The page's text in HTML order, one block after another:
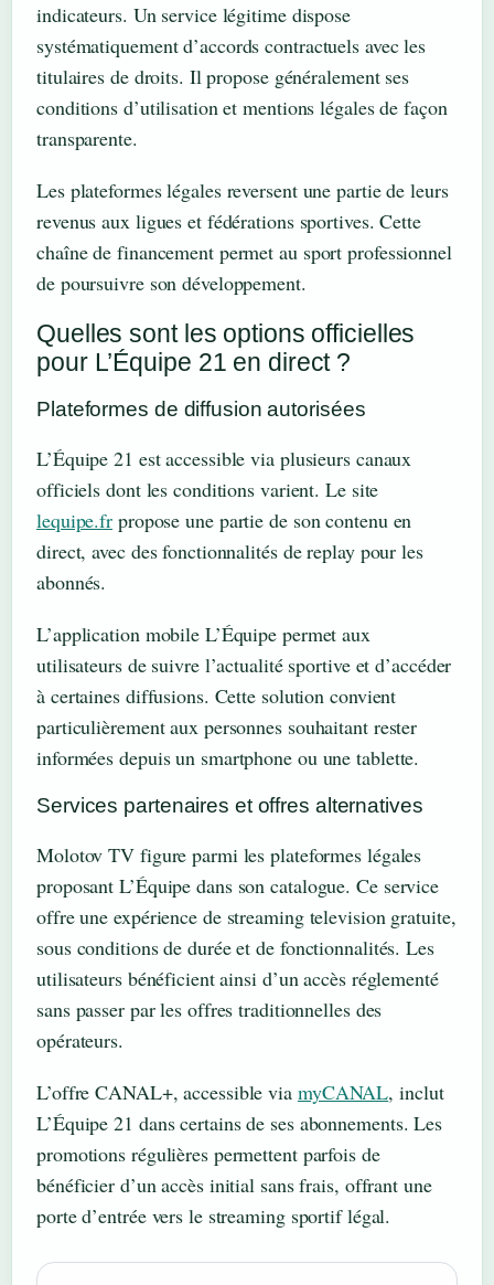
indicateurs. Un service légitime dispose
systématiquement d’accords contractuels avec les
titulaires de droits. Il propose généralement ses
conditions d’utilisation et mentions légales de façon
transparente.
Les plateformes légales reversent une partie de leurs
revenus aux ligues et fédérations sportives. Cette
chaîne de financement permet au sport professionnel
de poursuivre son développement.
Quelles sont les options officielles
pour L’Équipe 21 en direct ?
Plateformes de diffusion autorisées
L’Équipe 21 est accessible via plusieurs canaux
officiels dont les conditions varient. Le site
lequipe.fr propose une partie de son contenu en
direct, avec des fonctionnalités de replay pour les
abonnés.
L’application mobile L’Équipe permet aux
utilisateurs de suivre l’actualité sportive et d’accéder
à certaines diffusions. Cette solution convient
particulièrement aux personnes souhaitant rester
informées depuis un smartphone ou une tablette.
Services partenaires et offres alternatives
Molotov TV figure parmi les plateformes légales
proposant L’Équipe dans son catalogue. Ce service
offre une expérience de streaming television gratuite,
sous conditions de durée et de fonctionnalités. Les
utilisateurs bénéficient ainsi d’un accès réglementé
sans passer par les offres traditionnelles des
opérateurs.
L’offre CANAL+, accessible via myCANAL, inclut
L’Équipe 21 dans certains de ses abonnements. Les
promotions régulières permettent parfois de
bénéficier d’un accès initial sans frais, offrant une
porte d’entrée vers le streaming sportif légal.